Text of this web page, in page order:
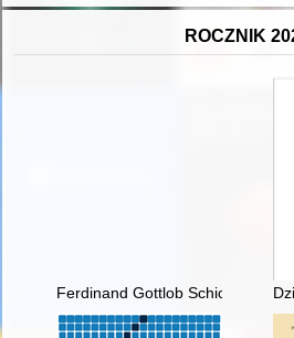
ROCZNIK
Ferdinand Gottlob Schichau i